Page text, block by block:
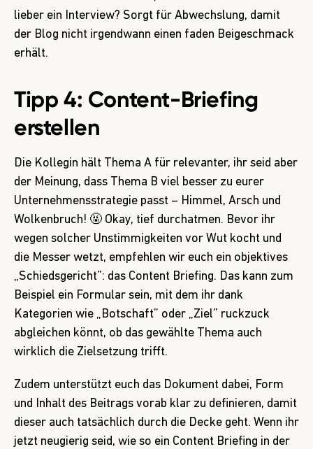
lieber ein Interview? Sorgt für Abwechslung, damit
der Blog nicht irgendwann einen faden Beigeschmack
erhält.
Tipp 4: Content-Briefing
erstellen
Die Kollegin hält Thema A für relevanter, ihr seid aber
der Meinung, dass Thema B viel besser zu eurer
Unternehmensstrategie passt – Himmel, Arsch und
Wolkenbruch! 🤬 Okay, tief durchatmen. Bevor ihr
wegen solcher Unstimmigkeiten vor Wut kocht und
die Messer wetzt, empfehlen wir euch ein objektives
„Schiedsgericht”: das Content Briefing. Das kann zum
Beispiel ein Formular sein, mit dem ihr dank
Kategorien wie „Botschaft” oder „Ziel” ruckzuck
abgleichen könnt, ob das gewählte Thema auch
wirklich die Zielsetzung trifft.
Zudem unterstützt euch das Dokument dabei, Form
und Inhalt des Beitrags vorab klar zu definieren, damit
dieser auch tatsächlich durch die Decke geht. Wenn ihr
jetzt neugierig seid, wie so ein Content Briefing in der